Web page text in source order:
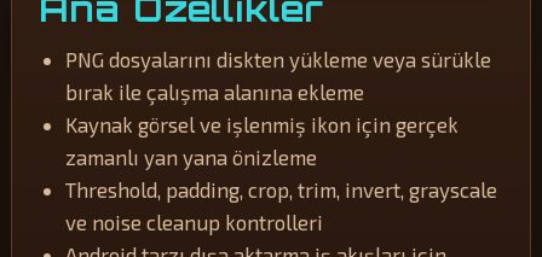
Ana Özellikler
PNG dosyalarını diskten yükleme veya sürükle
bırak ile çalışma alanına ekleme
Kaynak görsel ve işlenmiş ikon için gerçek
zamanlı yan yana önizleme
Threshold, padding, crop, trim, invert, grayscale
ve noise cleanup kontrolleri